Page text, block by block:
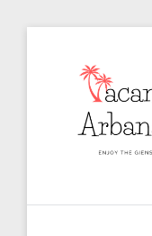
Enjoy
the